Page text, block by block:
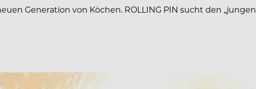
Generation von Köchen. ROLLING PIN sucht den